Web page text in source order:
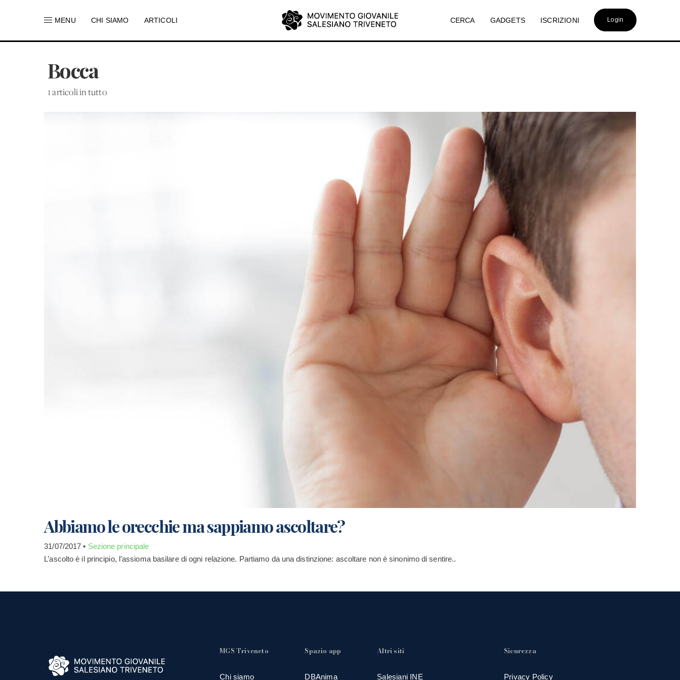
MENU CHI SIAMO ARTICOLI CERCA GADGETS ISCRIZIONI Login
Bocca
1 articoli in tutto
Abbiamo le orecchie ma sappiamo ascoltare?
31/07/2017 • Sezione principale
L’ascolto è il principio, l’assioma basilare di ogni relazione. Partiamo da una distinzione: ascoltare non è sinonimo di sentire..
MGS Triveneto
Chi siamo
Spazio app
DBAnima
Altri siti
Salesiani INE
Sicurezza
Privacy Policy